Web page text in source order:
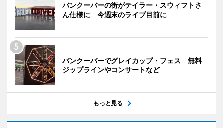
バンクーバーの街がテイラー・スウィフトさ
ん仕様に 今週末のライブ目前に
バンクーバーでグレイカップ・フェス 無料
ジップラインやコンサートなど
もっと見る